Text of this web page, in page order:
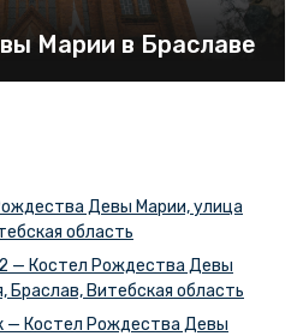
Марии в Браславе
Девы Марии, улица
область
— Костел Рождества Девы
Браслав, Витебская область
— Костел Рождества Девы